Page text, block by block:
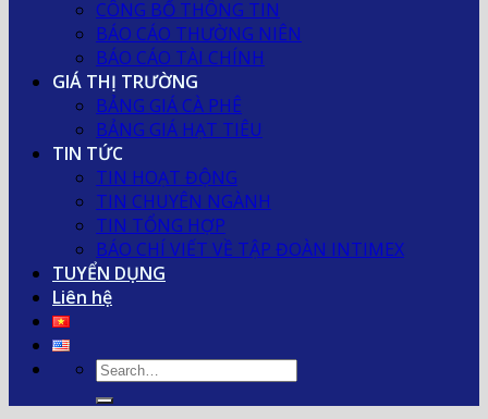
CÔNG BỐ THÔNG TIN
BÁO CÁO THƯỜNG NIÊN
BÁO CÁO TÀI CHÍNH
GIÁ THỊ TRƯỜNG
BẢNG GIÁ CÀ PHÊ
BẢNG GIÁ HẠT TIÊU
TIN TỨC
TIN HOẠT ĐỘNG
TIN CHUYÊN NGÀNH
TIN TỔNG HỢP
BÁO CHÍ VIẾT VỀ TẬP ĐOÀN INTIMEX
TUYỂN DỤNG
Liên hệ